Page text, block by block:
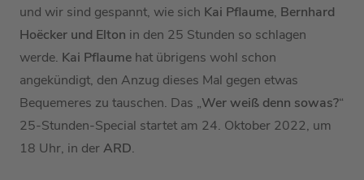
und wir sind gespannt, wie sich Kai Pflaume, Bernhard
Hoëcker und Elton in den 25 Stunden so schlagen
werde. Kai Pflaume hat übrigens wohl schon
angekündigt, den Anzug dieses Mal gegen etwas
Bequemeres zu tauschen. Das „Wer weiß denn sowas?“
25-Stunden-Special startet am 24. Oktober 2022, um
18 Uhr, in derARD.